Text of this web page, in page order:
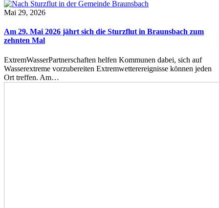
Mai 29, 2026
Am 29. Mai 2026 jährt sich die Sturzflut in Braunsbach zum
zehnten Mal
ExtremWasserPartnerschaften helfen Kommunen dabei, sich auf
Wasserextreme vorzubereiten Extremwetterereignisse können jeden
Ort treffen. Am…